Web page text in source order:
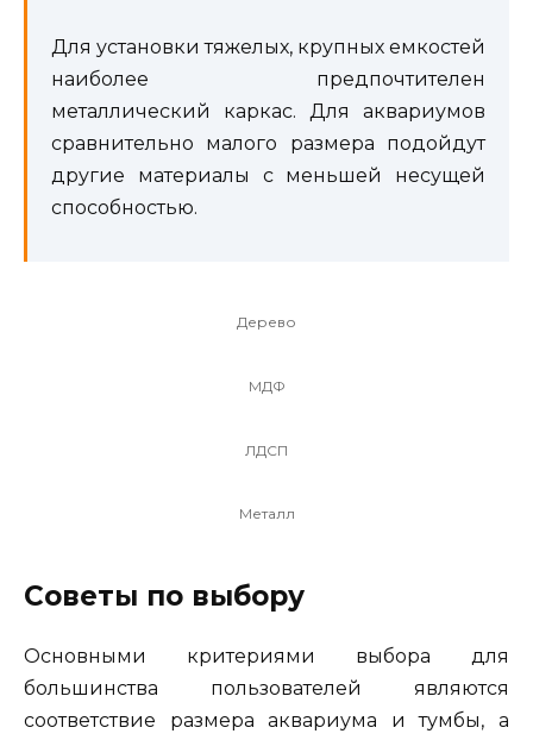
Для установки тяжелых, крупных емкостей
наиболее предпочтителен
металлический каркас. Для аквариумов
сравнительно малого размера подойдут
другие материалы с меньшей несущей
способностью.
Дерево
МДФ
ЛДСП
Металл
Советы по выбору
Основными критериями выбора для
большинства пользователей являются
соответствие размера аквариума и тумбы, а